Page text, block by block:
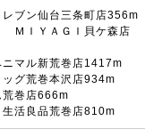
ブン仙台三条町店356m
ＭＩＹＡＧＩ貝ケ森店
マル新荒巻店1417m
グ荒巻本沢店934m
荒巻店666m
活良品荒巻店810m